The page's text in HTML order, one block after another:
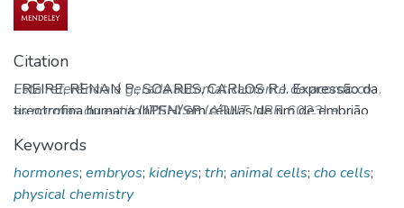
Citation
FREIRE, RENAN P.; SOARES, CARLOS R.J. Expressão da
tireotrofina humana (hTSH) em células de rim de embrião
PROGRAMA INSTITUCIONAL DE BOLSAS DE
INICIAÇÃO CIENTÍFICA; SEMINARIO ANUAL PIBIC, 23.;
SEMINARIO ANUAL PROBIC, 14.; SEMINARIO ANUAL
Esta referência é gerada automaticamente de acordo com
as normas do estiloIPEN/SP(ABNT NBR 6023) e
necessário.
Keywords
hormones; embryos; kidneys; trh; animal cells; cho cells;
physical chemistry